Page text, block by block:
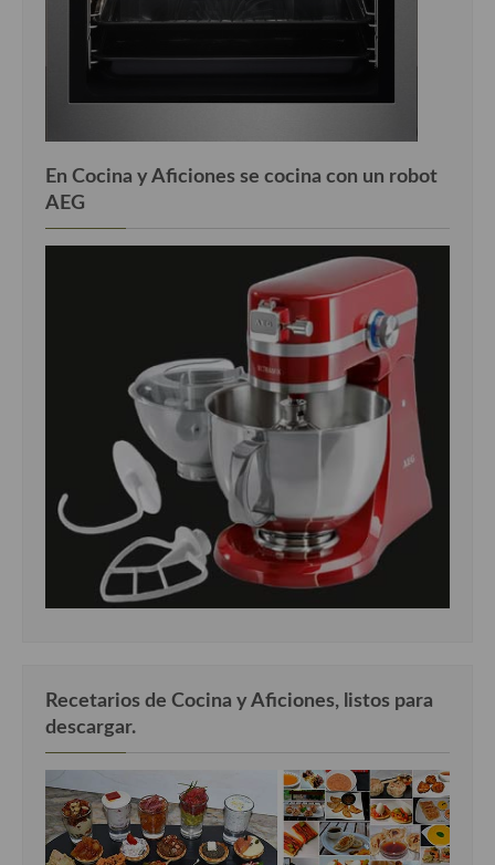
En Cocina y Aficiones se cocina con un robot
AEG
Recetarios de Cocina y Aficiones, listos para
descargar.